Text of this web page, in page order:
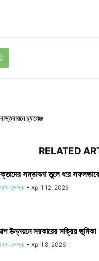
চ্যালেঞ্জ
RELATED
সম্ভাবনা তুলে ধরে
ডেস্ক - April 12, 2026
উন্নয়নে সরকারের সক্রিয় ভূমিকা
ডেস্ক - April 8, 2026